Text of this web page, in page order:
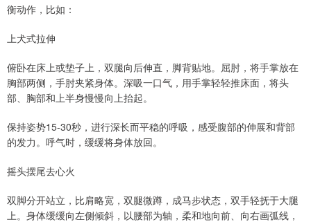
衡动作，比如：
上犬式拉伸
俯卧在床上或垫子上，双腿向后伸直，脚背贴地。屈肘，将手掌放在
胸部两侧，手肘夹紧身体。深吸一口气，用手掌轻轻推床面，将头
部、胸部和上半身慢慢向上抬起。
保持姿势15-30秒，进行深长而平稳的呼吸，感受腹部的伸展和背部
的发力。呼气时，缓缓将身体放回。
摇头摆尾去心火
双脚分开站立，比肩略宽，双腿微蹲，成马步状态，双手轻抚于大腿
上。身体缓缓向左侧倾斜，以腰部为轴，柔和地向前、向右画弧线，